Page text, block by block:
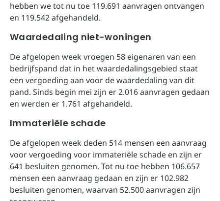
hebben we tot nu toe 119.691 aanvragen ontvangen
en 119.542 afgehandeld.
Waardedaling niet-woningen
De afgelopen week vroegen 58 eigenaren van een
bedrijfspand dat in het waardedalingsgebied staat
een vergoeding aan voor de waardedaling van dit
pand. Sinds begin mei zijn er 2.016 aanvragen gedaan
en werden er 1.761 afgehandeld.
Immateriële schade
De afgelopen week deden 514 mensen een aanvraag
voor vergoeding voor immateriële schade en zijn er
641 besluiten genomen. Tot nu toe hebben 106.657
mensen een aanvraag gedaan en zijn er 102.982
besluiten genomen, waarvan 52.500 aanvragen zijn